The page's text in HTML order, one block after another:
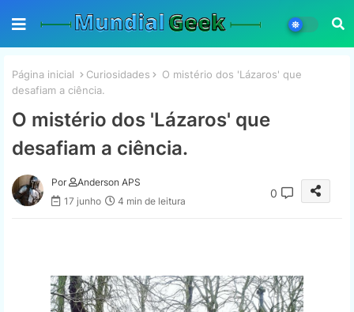
Página inicial Curiosidades
O mistério dos 'Lázaros' que
desafiam a ciência.
O mistério dos 'Lázaros' que
desafiam a ciência.
Por
Anderson APS
17 junho
4 min de leitura
0